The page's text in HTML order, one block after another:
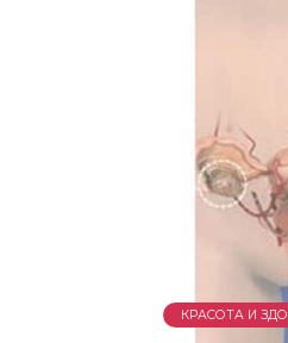
КРАСОТА И